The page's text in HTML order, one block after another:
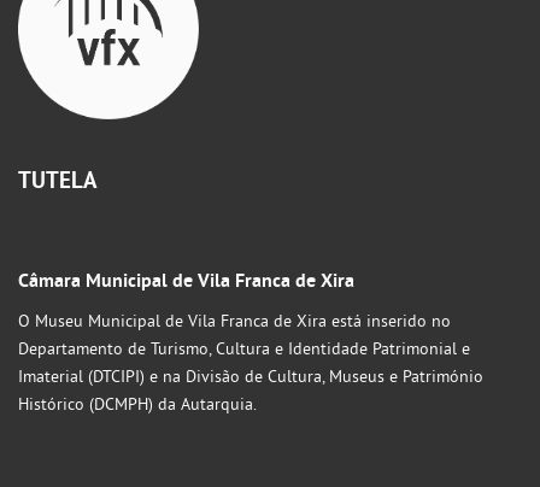
TUTELA
Câmara Municipal de Vila Franca de Xira
O Museu Municipal de Vila Franca de Xira está inserido no
Departamento de Turismo, Cultura e Identidade Patrimonial e
Imaterial (DTCIPI) e na Divisão de Cultura, Museus e Património
Histórico (DCMPH) da Autarquia.